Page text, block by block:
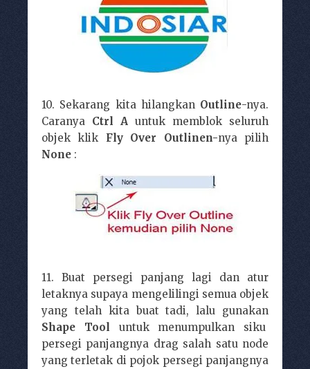
10. Sekarang kita hilangkan Outline-nya.
Caranya Ctrl A untuk memblok seluruh
objek klik Fly Over Outlinen-nya pilih
None :
11. Buat persegi panjang lagi dan atur
letaknya supaya mengelilingi semua objek
yang telah kita buat tadi, lalu gunakan
Shape Tool
untuk menumpulkan siku
persegi panjangnya drag salah satu node
yang terletak di pojok persegi panjangnya